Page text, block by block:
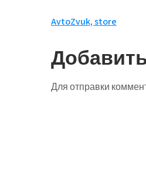
Навигация
по
записям
AvtoZvuk, store
Для отправки